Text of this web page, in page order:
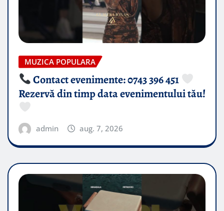
MUZICA POPULARA
Contact evenimente: 0743 396 451
Rezervă din timp data evenimentului tău!
admin aug. 7, 2026